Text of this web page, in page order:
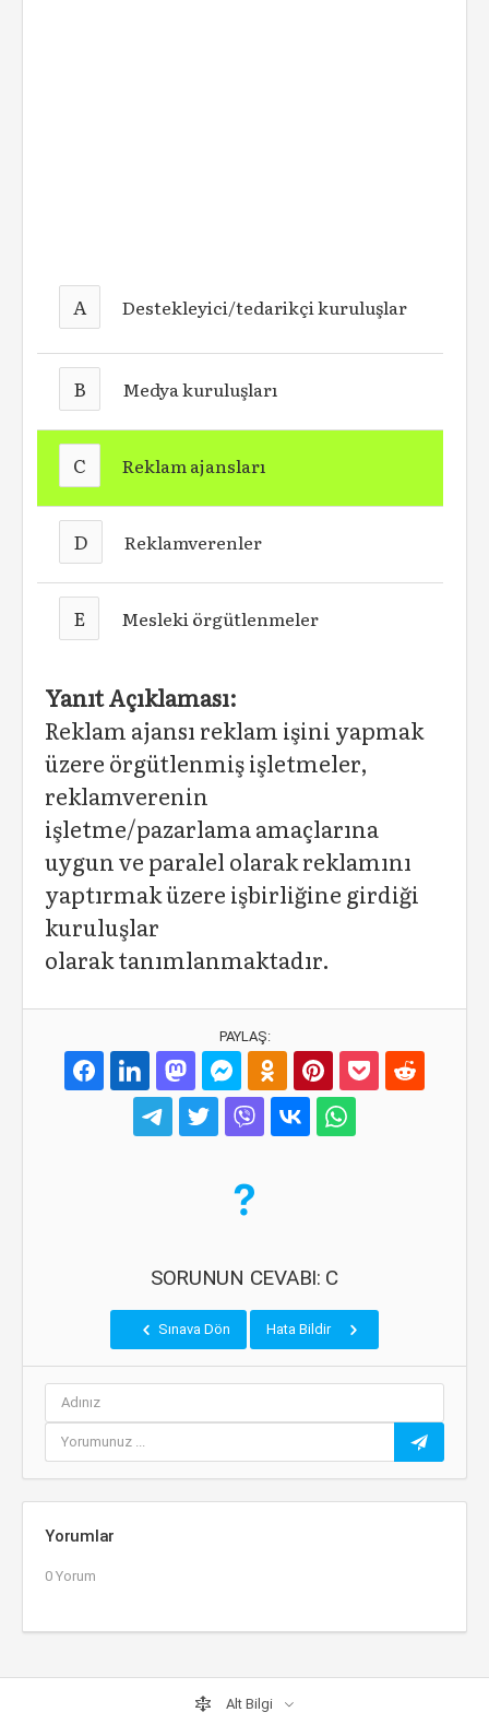
A Destekleyici/tedarikçi kuruluşlar
B Medya kuruluşları
C Reklam ajansları
D Reklamverenler
E Mesleki örgütlenmeler
Yanıt Açıklaması:
Reklam ajansı reklam işini yapmak
üzere örgütlenmiş işletmeler,
reklamverenin
işletme/pazarlama amaçlarına
uygun ve paralel olarak reklamını
yaptırmak üzere işbirliğine girdiği
kuruluşlar
olarak tanımlanmaktadır.
PAYLAŞ:
SORUNUN CEVABI: C
Sınava Dön Hata Bildir
Yorumlar
0 Yorum
Alt Bilgi